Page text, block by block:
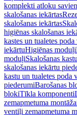
komplekti atloku
skalošanas iekārtas
skalošanas iekārtas
higiēnas skalošanas
kastes un tualetes
iekārtuHigiēnas moduļi
moduļiSkalošanas
skalošanas iekārtu
kastu un tualetes poda
piederumiBarošanas
blokiTīkla komponenti
zemapmetuma
ventiļi zemapmetuma